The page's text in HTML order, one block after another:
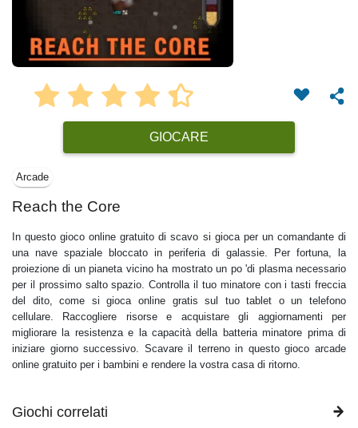
GIOCARE
Arcade
Reach the Core
In questo gioco online gratuito di scavo si gioca per un comandante di
una nave spaziale bloccato in periferia di galassie. Per fortuna, la
proiezione di un pianeta vicino ha mostrato un po 'di plasma necessario
per il prossimo salto spazio. Controlla il tuo minatore con i tasti freccia
del dito, come si gioca online gratis sul tuo tablet o un telefono
cellulare. Raccogliere risorse e acquistare gli aggiornamenti per
migliorare la resistenza e la capacità della batteria minatore prima di
iniziare giorno successivo. Scavare il terreno in questo gioco arcade
online gratuito per i bambini e rendere la vostra casa di ritorno.
Giochi correlati